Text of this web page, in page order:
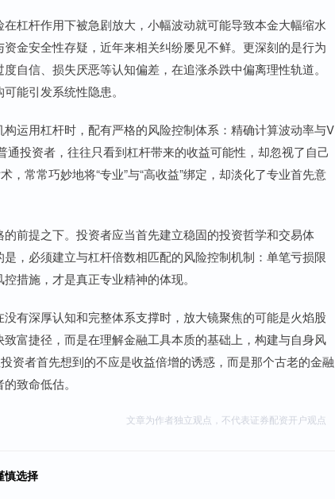
杠杆作用下被急剧放大，小幅波动就可能导致本金大幅缩水
金安全性存疑，近年来相关纠纷屡见不鲜。更深刻的是行为
信、损失厌恶等认知偏差，在追涨杀跌中偏离理性轨道。
能引发系统性隐患。
运用杠杆时，配有严格的风险控制体系：精确计算波动率与V
投资者，往往只看到杠杆带来的收益可能性，却忽视了自己
常常巧妙地将“专业”与“高收益”绑定，却淡化了专业首先意
前提之下。投资者应当首先建立稳固的投资哲学和交易体
，必须建立与杠杆倍数相匹配的风险控制机制：单笔亏损限
措施，才是真正专业精神的体现。
有深厚认知和完整体系支撑时，放大镜聚焦的可能是火焰股
富捷径，而是在理解金融工具本质的基础上，构建与自身风
资者首先想到的不应是收益倍增的诱惑，而是那个古老的金融
致命低估。
文章为作者独立观点，不代表证券配资开户观点
慎选择